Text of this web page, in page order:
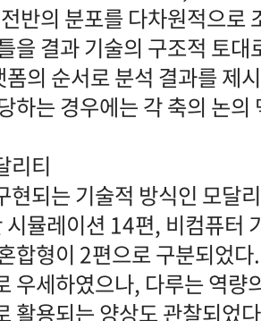
반의 분포를 다차원적으로
을 결과 기술의 구조적 토
의 순서로 분석 결과를 제
하는 경우에는 각 축의 논
리티
현되는 기술적 방식인 모달
시뮬레이션 14편, 비컴퓨터
합형이 2편으로 구분되었
우세하였으나, 다루는 역량
활용되는 양상도 관찰되었